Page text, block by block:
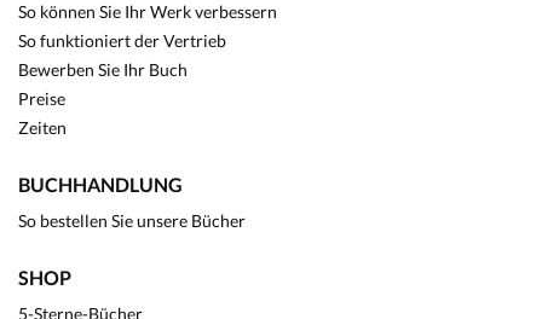
So können Sie Ihr Werk verbessern
So funktioniert der Vertrieb
Bewerben Sie Ihr Buch
Preise
Zeiten
BUCHHANDLUNG
So bestellen Sie unsere Bücher
SHOP
5-Sterne-Bücher